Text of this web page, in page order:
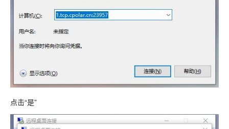
点击“是”